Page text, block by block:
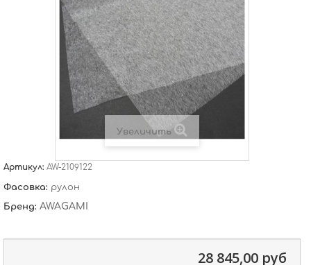
Увеличить
Артикул: AW-2109122
Фасовка: рулон
Бренд: AWAGAMI
28 845,00 руб